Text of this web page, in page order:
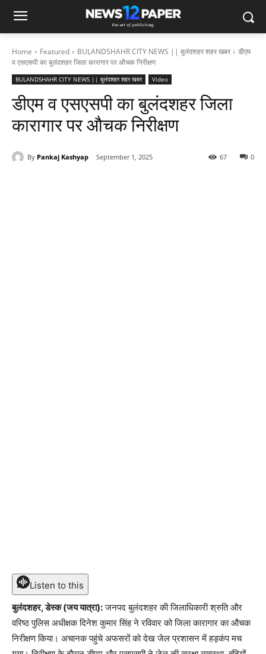
Home Featured BULANDSHAHR CITY NEWS || बुलंदशहर शहर खबर
डीएम
व एसएसपी का बुलंदशहर जिला कारागार पर औचक निरीक्षण
BULANDSHAHR CITY NEWS || बुलंदशहर शहर खबर Video
डीएम व एसएसपी का बुलंदशहर जिला
कारागार पर औचक निरीक्षण
By Pankaj Kashyap September 1, 2025 0
67
Listen to this
बुलंदशहर, डेस्क (जय यात्रा):जनपद बुलंदशहर की जिलाधिकारी श्रुति और
वरिष्ठ पुलिस अधीक्षक दिनेश कुमार सिंह ने रविवार को जिला कारागार का औचक
निरीक्षण किया। अचानक पहुंचे अफसरों को देख जेल प्रशासन में हड़कंप मच